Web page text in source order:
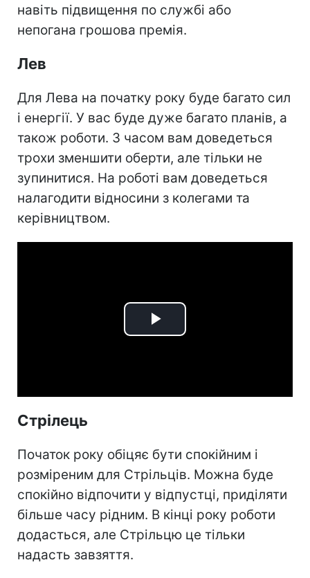
навіть підвищення по службі або
непогана грошова премія.
Лев
Для Лева на початку року буде багато сил
і енергії. У вас буде дуже багато планів, а
також роботи. З часом вам доведеться
трохи зменшити оберти, але тільки не
зупинитися. На роботі вам доведеться
налагодити відносини з колегами та
керівництвом.
Play
Стрілець
Початок року обіцяє бути спокійним і
розміреним для Стрільців. Можна буде
спокійно відпочити у відпустці, приділяти
більше часу рідним. В кінці року роботи
додасться, але Стрільцю це тільки
надасть завзяття.